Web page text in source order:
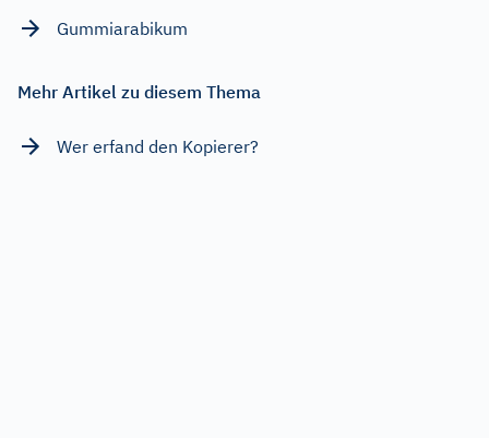
Gummiarabikum
Mehr Artikel zu diesem Thema
Wer erfand den Kopierer?